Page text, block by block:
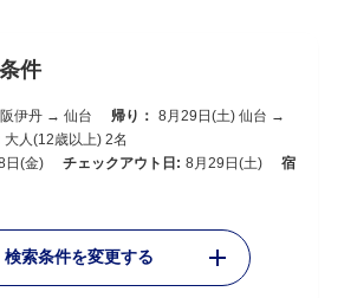
件
伊丹 → 仙台 帰り： 8月29日(土) 仙台 →
大人(12歳以上) 2名
日(金) チェックアウト日: 8月29日(土)
宿
検索条件を変更する